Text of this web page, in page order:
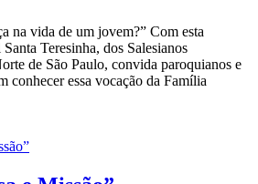
na vida de um jovem?” Com esta
Teresinha, dos Salesianos
de São Paulo, convida paroquianos e
conhecer essa vocação da Família